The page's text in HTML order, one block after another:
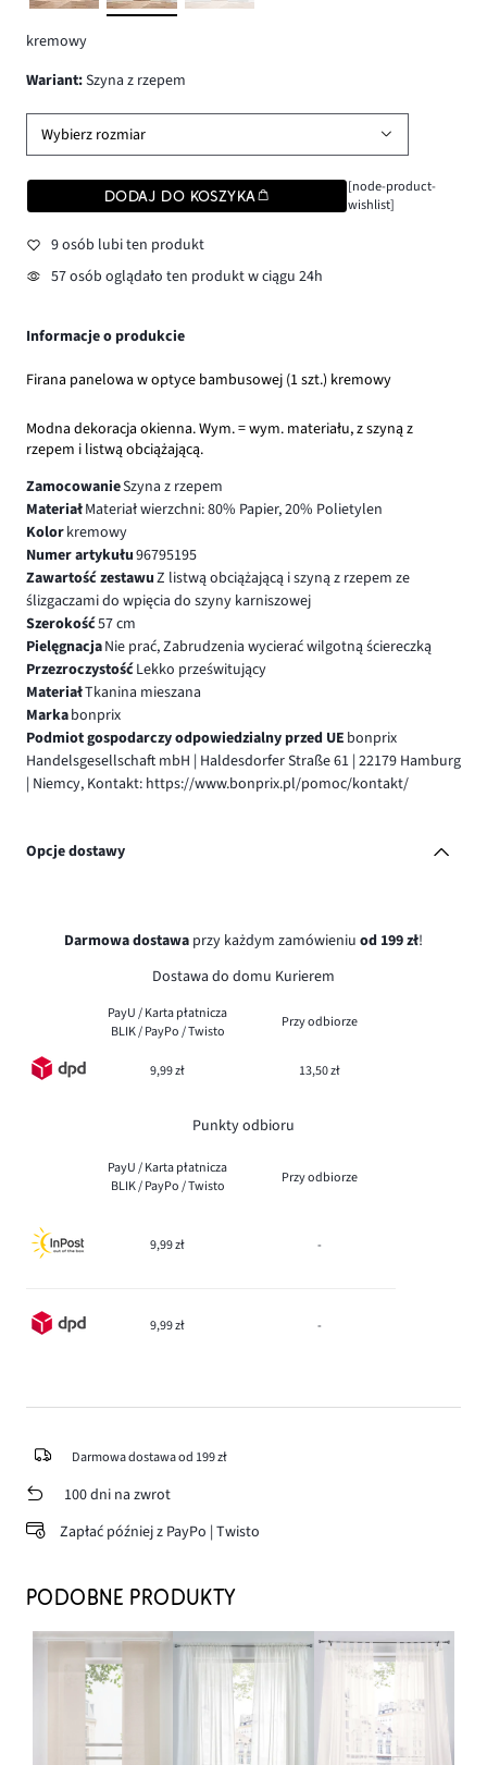
kremowy
wariant:Szyna z rzepem
Wybierz rozmiar
DODAJ DO KOSZYKA
[node-product-
wishlist]
9 osób lubi ten produkt
57 osób oglądało ten produkt w ciągu 24h
Informacje o produkcie
Firana panelowa w optyce bambusowej (1 szt.) kremowy
Modna dekoracja okienna. Wym. = wym. materiału, z szyną z
rzepem i listwą obciążającą.
ZamocowanieSzyna z rzepem
MateriałMateriał wierzchni: 80% Papier, 20% Polietylen
Kolorkremowy
Numer artykułu96795195
Zawartość zestawuZ listwą obciążającą i szyną z rzepem ze
ślizgaczami do wpięcia do szyny karniszowej
Szerokość57 cm
PielęgnacjaNie prać, Zabrudzenia wycierać wilgotną ściereczką
PrzezroczystośćLekko prześwitujący
MateriałTkanina mieszana
Markabonprix
Podmiot gospodarczy odpowiedzialny przed UE bonprix
Handelsgesellschaft mbH | Haldesdorfer Straße 61 | 22179 Hamburg
| Niemcy, Kontakt: https://www.bonprix.pl/pomoc/kontakt/
Opcje dostawy
Darmowa dostawa przy każdym zamówieniu od 199 zł!
Dostawa do domu Kurierem
PayU / Karta płatnicza
BLIK / PayPo / Twisto
Przy odbiorze
9,99 zł 13,50 zł
Punkty odbioru
PayU / Karta płatnicza
BLIK / PayPo / Twisto
Przy odbiorze
9,99 zł -
9,99 zł -
Darmowa dostawa od 199 zł
100 dni na zwrot
Zapłać później z PayPo | Twisto
PODOBNE PRODUKTY